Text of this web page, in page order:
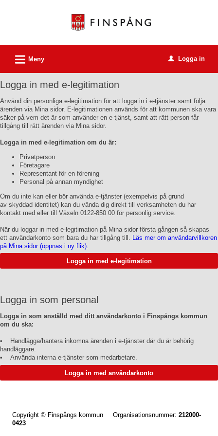
tjänster
Finspångs
kommun
L Meny u Logga in
Logga in med e-legitimation
Använd din personliga e-legitimation för att logga in i e-tjänster samt följa
ärenden via Mina sidor. E-legitimationen används för att kommunen ska vara
säker på vem det är som använder en e-tjänst, samt att rätt person får
tillgång till rätt ärenden via Mina sidor.
Logga in med e-legitimation om du är:
Privatperson
Företagare
Representant för en förening
Personal på annan myndighet
Om du inte kan eller bör använda e-tjänster (exempelvis på grund
av skyddad identitet) kan du vända dig direkt till verksamheten du har
kontakt med eller till Växeln 0122-850 00 för personlig service.
När du loggar in med e-legitimation på Mina sidor första gången så skapas
ett användarkonto som bara du har tillgång till.
Läs mer om användarvillkoren
på Mina sidor (öppnas i ny flik).
Logga in som personal
Logga in som anställd med ditt användarkonto i Finspångs kommun
om du ska:
• Handlägga/hantera inkomna ärenden i e-tjänster där du är behörig
handläggare.
• Använda interna e-tjänster som medarbetare.
Copyright © Finspångs kommun Organisationsnummer: 212000-
0423